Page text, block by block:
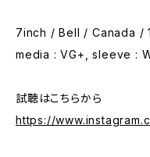
7inch / Bell / Canada /
media : VG+, sleeve :
試聴はこちらから
https://